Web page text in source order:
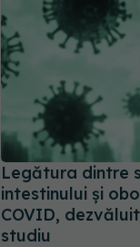
Legătura dintre
intestinului și
COVID,
studiu